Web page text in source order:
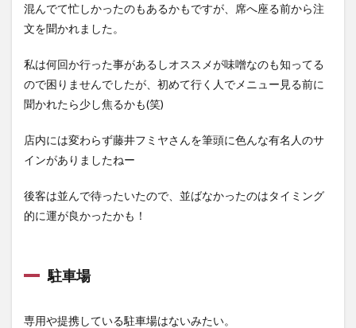
混んでて忙しかったのもあるかもですが、席へ座る前から注
文を聞かれました。
私は何回か行った事があるしオススメが味噌なのも知ってる
ので困りませんでしたが、初めて行く人でメニュー見る前に
聞かれたら少し焦るかも(笑)
店内には変わらず藤井フミヤさんを筆頭に色んな有名人のサ
インがありましたねー
後客は並んで待ったいたので、並ばなかったのはタイミング
的に運が良かったかも！
駐車場
専用や提携している駐車場はないみたい。